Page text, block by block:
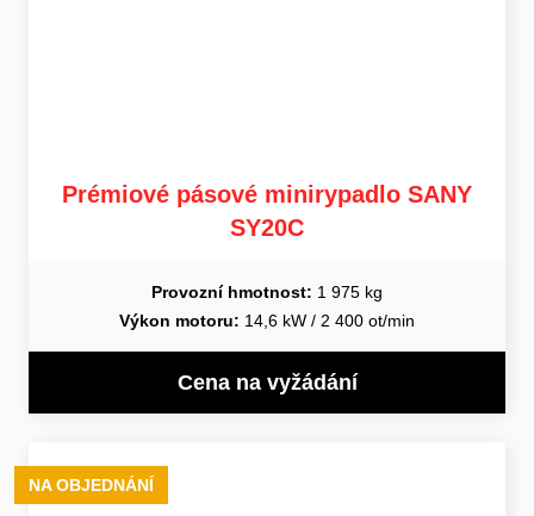
Prémiové pásové minirypadlo SANY
SY20C
Provozní hmotnost: 1 975 kg
Výkon motoru: 14,6 kW / 2 400 ot/min
Cena na vyžádání
NA OBJEDNÁNÍ